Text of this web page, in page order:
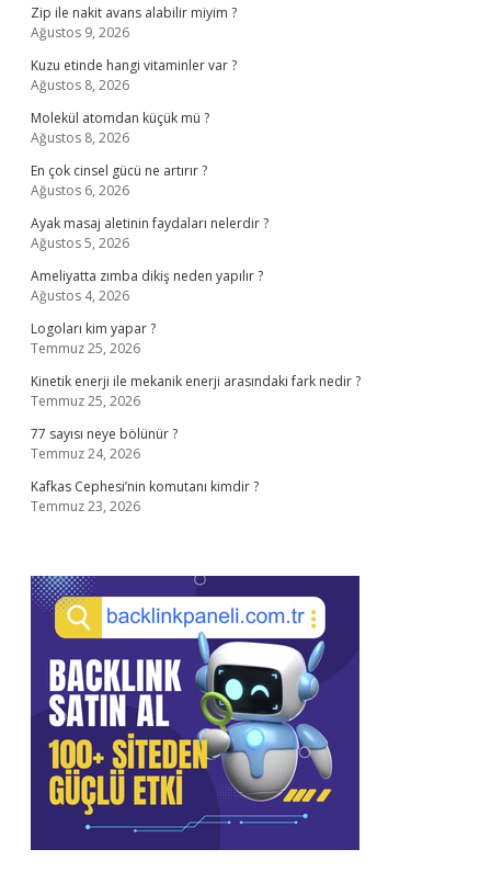
Zip ile nakit avans alabilir miyim ?
Ağustos 9, 2026
Kuzu etinde hangi vitaminler var ?
Ağustos 8, 2026
Molekül atomdan küçük mü ?
Ağustos 8, 2026
En çok cinsel gücü ne artırır ?
Ağustos 6, 2026
Ayak masaj aletinin faydaları nelerdir ?
Ağustos 5, 2026
Ameliyatta zımba dikiş neden yapılır ?
Ağustos 4, 2026
Logoları kim yapar ?
Temmuz 25, 2026
Kinetik enerji ile mekanik enerji arasındaki fark nedir ?
Temmuz 25, 2026
77 sayısı neye bölünür ?
Temmuz 24, 2026
Kafkas Cephesi’nin komutanı kimdir ?
Temmuz 23, 2026